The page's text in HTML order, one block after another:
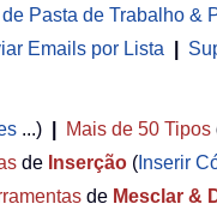
Pasta de Trabalho &
Emails por Lista
...) Mais de 50 Tipos
de Inserção ( Inserir
de Mesclar &